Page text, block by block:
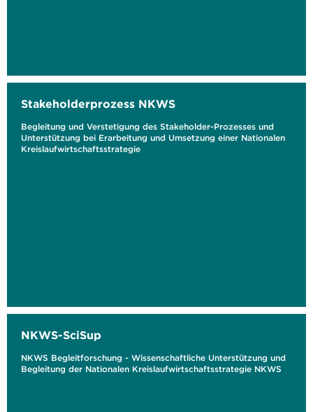
Stakeholderprozess NKWS
Begleitung und Verstetigung des Stakeholder-Prozesses und
Unterstützung bei Erarbeitung und Umsetzung einer Nationalen
Kreislaufwirtschaftsstrategie
NKWS-SciSup
NKWS Begleitforschung - Wissenschaftliche Unterstützung und
Begleitung der Nationalen Kreislaufwirtschaftsstrategie NKWS